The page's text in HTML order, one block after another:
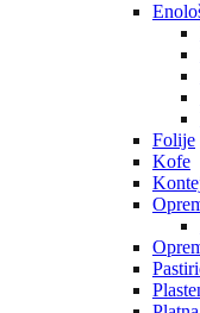
Folije
Kofe